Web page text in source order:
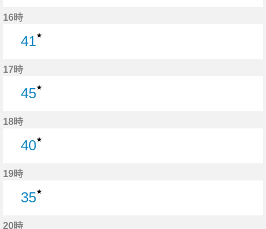
16時
41★
17時
45★
18時
40★
19時
35★
20時